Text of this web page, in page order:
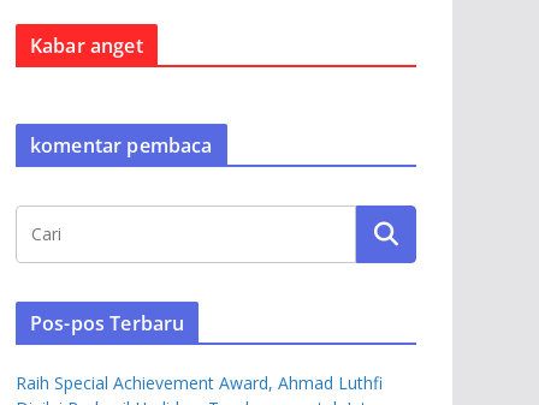
Kabar anget
komentar pembaca
Pos-pos Terbaru
Raih Special Achievement Award, Ahmad Luthfi